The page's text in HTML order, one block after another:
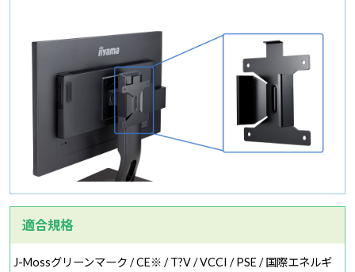
適合規格
J-Mossグリーンマーク / CE※ / T?V / VCCI / PSE / 国際エネルギ